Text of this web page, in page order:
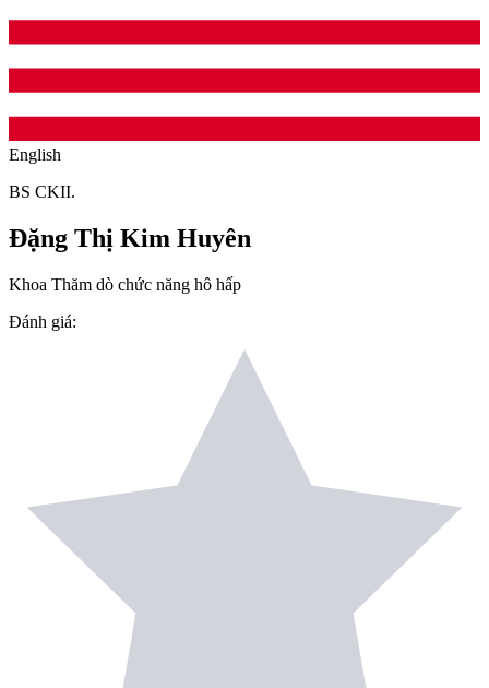
English
BS CKII.
Đặng Thị Kim Huyên
Khoa Thăm dò chức năng hô hấp
Đánh giá: